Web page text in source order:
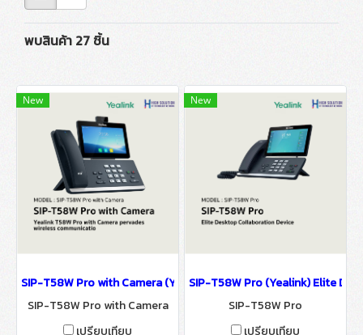
พบสินค้า 27 ชิ้น
New
SIP-T58W Pro with Camera (Yealink) IP Phone IP-PBX Solutions
SIP-T58W Pro with Camera
เปรียบเทียบ
New
SIP-T58W Pro (Yealink) Elite
SIP-T58W Pro
เปรียบเทียบ